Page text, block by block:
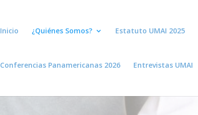
Inicio ¿Quiénes Somos? Estatuto UMAI 2025
Conferencias Panamericanas 2026 Entrevistas UMAI